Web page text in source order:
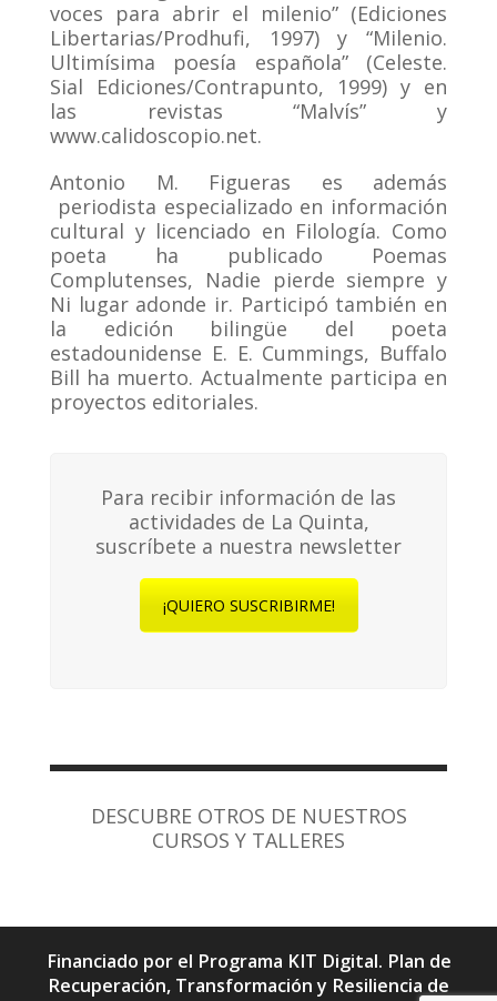
voces para abrir el milenio” (Ediciones
Libertarias/Prodhufi, 1997) y “Milenio.
Ultimísima poesía española” (Celeste.
Sial Ediciones/Contrapunto, 1999) y en
las revistas “Malvís” y
www.calidoscopio.net.
Antonio M. Figueras es además
periodista especializado en información
cultural y licenciado en Filología. Como
poeta ha publicado Poemas
Complutenses, Nadie pierde siempre y
Ni lugar adonde ir. Participó también en
la edición bilingüe del poeta
estadounidense E. E. Cummings, Buffalo
Bill ha muerto. Actualmente participa en
proyectos editoriales.
Para recibir información de las
actividades de La Quinta,
suscríbete a nuestra newsletter
¡QUIERO SUSCRIBIRME!
DESCUBRE OTROS DE NUESTROS
CURSOS Y TALLERES
Financiado por el Programa KIT Digital. Plan de
Recuperación, Transformación y Resiliencia de